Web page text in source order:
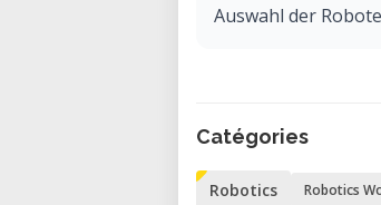
Auswahl der
Catégories
Robotics Robotics